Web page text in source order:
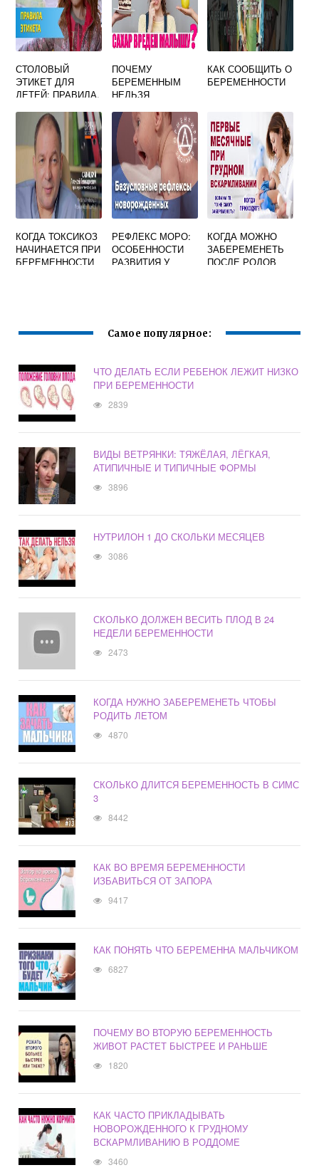
СТОЛОВЫЙ
ЭТИКЕТ ДЛЯ
ДЕТЕЙ: ПРАВИЛА,
ПАМЯТКА, ИГРЫ,
ВИДЕО
ПОЧЕМУ
БЕРЕМЕННЫМ
НЕЛЬЗЯ
КАК СООБЩИТЬ О
БЕРЕМЕННОСТИ
КОГДА ТОКСИКОЗ
НАЧИНАЕТСЯ ПРИ
БЕРЕМЕННОСТИ
РЕФЛЕКС МОРО:
ОСОБЕННОСТИ
РАЗВИТИЯ У
КОГДА МОЖНО
ЗАБЕРЕМЕНЕТЬ
ПОСЛЕ РОДОВ
Самое популярное:
ЧТО ДЕЛАТЬ ЕСЛИ РЕБЕНОК ЛЕЖИТ НИЗКО
ПРИ БЕРЕМЕННОСТИ
2839
ВИДЫ ВЕТРЯНКИ: ТЯЖЁЛАЯ, ЛЁГКАЯ,
АТИПИЧНЫЕ И ТИПИЧНЫЕ ФОРМЫ
3896
НУТРИЛОН 1 ДО СКОЛЬКИ МЕСЯЦЕВ
3086
СКОЛЬКО ДОЛЖЕН ВЕСИТЬ ПЛОД В 24
НЕДЕЛИ БЕРЕМЕННОСТИ
2473
КОГДА НУЖНО ЗАБЕРЕМЕНЕТЬ ЧТОБЫ
РОДИТЬ ЛЕТОМ
4870
СКОЛЬКО ДЛИТСЯ БЕРЕМЕННОСТЬ В СИМС
3
8442
КАК ВО ВРЕМЯ БЕРЕМЕННОСТИ
ИЗБАВИТЬСЯ ОТ ЗАПОРА
9417
КАК ПОНЯТЬ ЧТО БЕРЕМЕННА МАЛЬЧИКОМ
6827
ПОЧЕМУ ВО ВТОРУЮ БЕРЕМЕННОСТЬ
ЖИВОТ РАСТЕТ БЫСТРЕЕ И РАНЬШЕ
1820
КАК ЧАСТО ПРИКЛАДЫВАТЬ
НОВОРОЖДЕННОГО К ГРУДНОМУ
ВСКАРМЛИВАНИЮ В РОДДОМЕ
3460